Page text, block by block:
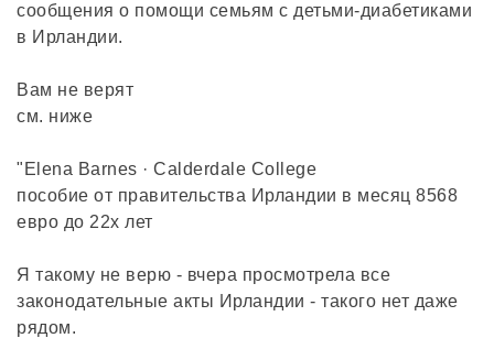
сообщения о помощи семьям с детьми-диабетиками
в Ирландии.
Вам не верят
см. ниже
"Elena Barnes · Calderdale College
пособие от правительства Ирландии в месяц 8568
евро до 22х лет
Я такому не верю - вчера просмотрела все
законодательные акты Ирландии - такого нет даже
рядом.